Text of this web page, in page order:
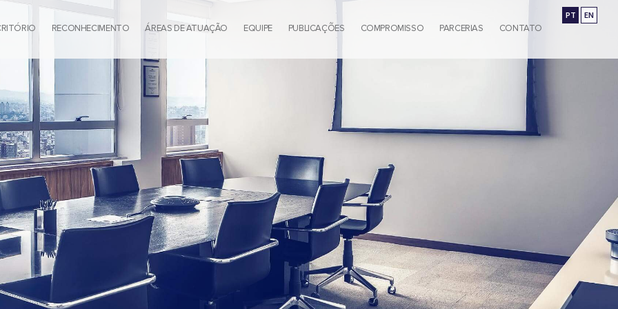
PT EN
RECONHECIMENTO ÁREAS DE ATUAÇÃO EQUIPE PUBLICAÇÕES COMPROMISSO PARCERIAS CONTATO